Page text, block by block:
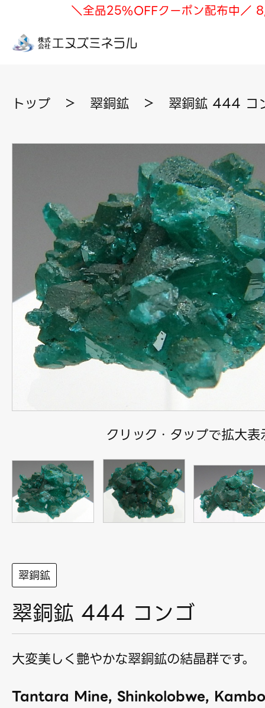
＼全品25%OFFクーポン配布中／
トップ ＞ 翠銅鉱 ＞ 翠銅鉱 444 コ
クリック・タップで拡大表
翠銅鉱
翠銅鉱 444 コンゴ
大変美しく艶やかな翠銅鉱の結晶群です。
Tantara Mine, Shinkolobwe,